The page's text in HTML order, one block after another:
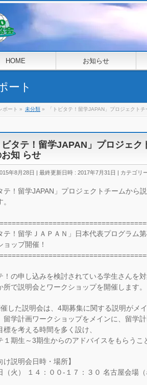
HOME お知らせ
ート
ポート » 未分類 » 「トビタテ！留学JAPAN」プロジェクト
ビタテ！留学JAPAN」プロジェ
知 らせ
年8月28日 最終更新日時 : 2017年7月31日 カテゴリ
テ！留学JAPAN」プロジェクトチームから
テ！留学ＪＡＰＡＮ」日本代表プログラム
ョップ開催！
！の申し込みを検討されている学生さんを対
所で説明会とワークショップを開催します。
した説明会は、4期募集に関する説明がメイ
留学計画ワークショップをメインに、留学
標を考える時間を多く設け、
１期生～3期生からのアドバイスをもらうこ
け説明会日時・場所】
（火） １４：００-１７：３０ 名古屋会場（